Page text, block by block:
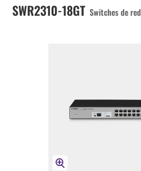
SWR2310-18GT Switches de red